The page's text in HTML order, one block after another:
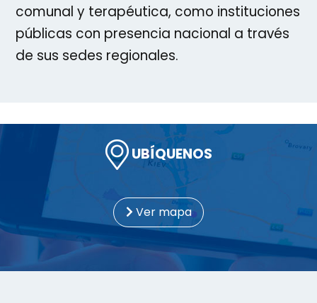
comunal y terapéutica, como instituciones
públicas con presencia nacional a través
de sus sedes regionales.
UBÍQUENOS
Ver mapa